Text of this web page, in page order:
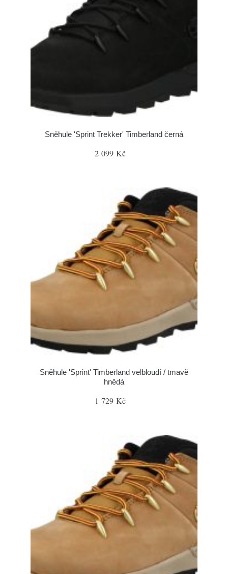
Sněhule 'Sprint Trekker' Timberland černá
2 099 Kč
Sněhule 'Sprint' Timberland velbloudí / tmavě
hnědá
1 729 Kč